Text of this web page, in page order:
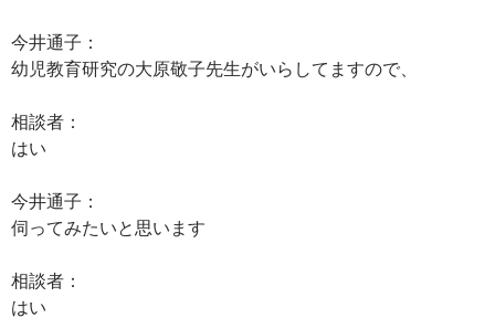
今井通子：
幼児教育研究の大原敬子先生がいらしてますので、
相談者：
はい
今井通子：
伺ってみたいと思います
相談者：
はい